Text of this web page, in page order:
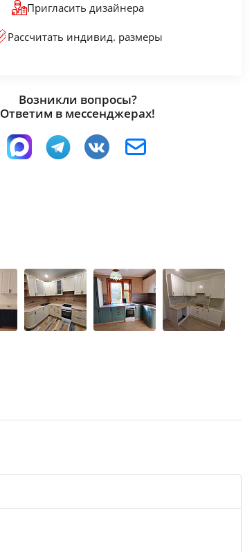
Пригласить дизайнера
Рассчитать индивид. размеры
Возникли вопросы?
Ответим в мессенджерах!